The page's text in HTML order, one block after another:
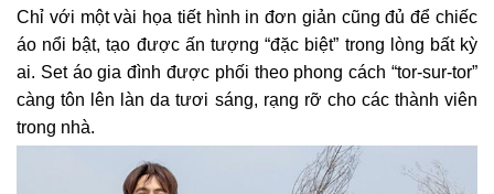
Chỉ với một vài họa tiết hình in đơn giản cũng đủ để chiếc
áo nổi bật, tạo được ấn tượng “đặc biệt” trong lòng bất kỳ
ai. Set áo gia đình được phối theo phong cách “tor-sur-tor”
càng tôn lên làn da tươi sáng, rạng rỡ cho các thành viên
trong nhà.